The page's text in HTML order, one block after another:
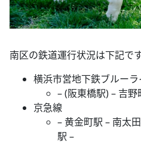
南区の鉄道運行状況は下記です
横浜市営地下鉄ブルーラ
– (阪東橋駅) – 吉
京急線
– 黄金町駅 – 南太
駅 –